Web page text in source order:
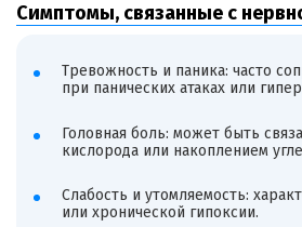
Симптомы, связанные с
Тревожность и паника: часто
при панических атаках или
Головная боль: может быть
кислорода или накоплением
Слабость и утомляемость:
или хронической гипоксии.